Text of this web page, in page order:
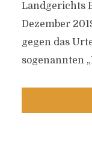
Landgerichts
Dezember
gegen das
sogenannten